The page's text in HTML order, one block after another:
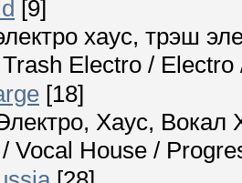
[9]
хаус, трэш
Electro /
[18]
Хаус,
Vocal House /